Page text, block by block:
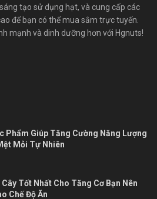
tạo sử dụng hạt, và cung cấp các
để bạn có thể mua sắm trực tuyến.
mạnh và dinh dưỡng hơn với Hgnuts!
Phẩm Giúp Tăng Cường Năng Lượng
Mỏi Tự Nhiên
Tốt Nhất Cho Tăng Cơ Bạn Nên
Chế Độ Ăn